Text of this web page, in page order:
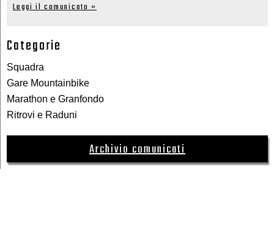
Leggi il comunicato »
Categorie
Squadra
Gare Mountainbike
Marathon e Granfondo
Ritrovi e Raduni
Archivio comunicati